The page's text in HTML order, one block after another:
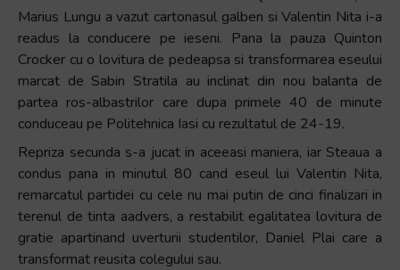
Marius Lungu a vazut cartonasul galben si Valentin Nita i-a
readus la conducere pe ieseni. Pana la pauza Quinton
Crocker cu o lovitura de pedeapsa si transformarea eseului
marcat de Sabin Stratila au inclinat din nou balanta de
partea ros-albastrilor care dupa primele 40 de minute
conduceau pe Politehnica Iasi cu rezultatul de 24-19.
Repriza secunda s-a jucat in aceeasi maniera, iar Steaua a
condus pana in minutul 80 cand eseul lui Valentin Nita,
remarcatul partidei cu cele nu mai putin de cinci finalizari in
terenul de tinta aadvers, a restabilit egalitatea lovitura de
gratie apartinand uverturii studentilor, Daniel Plai care a
transformat reusita colegului sau.